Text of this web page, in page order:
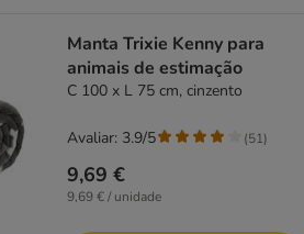
Manta Trixie Kenny para
animais de estimação
C 100 x L 75 cm, cinzento
9,69 €
9,69 € / unidade
Avaliar: 3.9/5 (51)